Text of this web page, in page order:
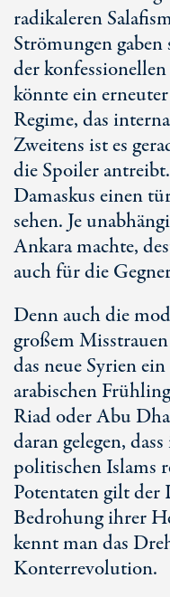
radikaleren
Strömungen
der
könnte ein
Regime, das
Zweitens ist es
die Spoiler
Damaskus einen
sehen. Je
Ankara machte,
auch für die
Denn auch die
großem
das neue Syrien
arabischen
Riad oderAbu
daran gelegen,
politischen Islams
Potentaten gilt der
Bedrohung ihrer
kennt man das
Konterrevolution.